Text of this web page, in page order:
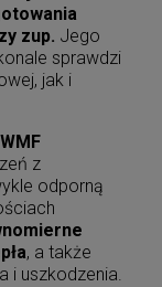
zup. Jego
sprawdzi
jak i
WMF
z
odporną
, a także
i uszkodzenia.